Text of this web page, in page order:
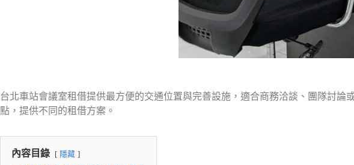
台北車站會議室租借提供最方便的交通位置與完善設施，適合商務洽談、團隊討
點，提供不同的租借方案。
內容目錄 隱藏